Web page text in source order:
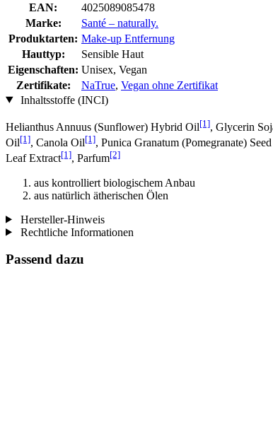
EAN:
4025089085478
Marke:
Santé – naturally.
Produktarten: Make-up Entfernung
Hauttyp:
Sensible Haut
Eigenschaften: Unisex, Vegan
Zertifikate:
NaTrue, Vegan ohne Zertifikat
Inhaltsstoffe (INCI)
Helianthus Annuus (Sunflower) Hybrid Oil[1], Glycerin
Oil[1], Canola Oil[1], Punica Granatum (Pomegranate)
Leaf Extract[1], Parfum[2]
aus kontrolliert biologischem Anbau
aus natürlich ätherischen Ölen
Hersteller-Hinweis
Rechtliche Informationen
Passend dazu